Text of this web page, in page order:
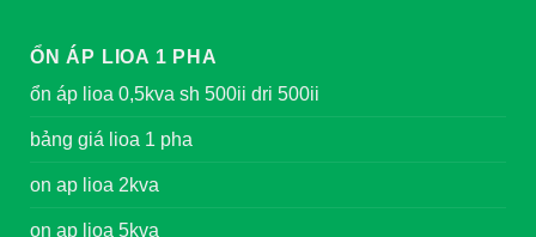
ỔN ÁP LIOA 1 PHA
ổn áp lioa 0,5kva sh 500ii dri 500ii
bảng giá lioa 1 pha
on ap lioa 2kva
on ap lioa 5kva